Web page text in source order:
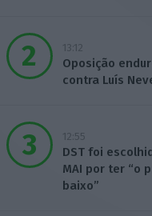
13:12
Oposição
contra Luís
12:55
DST foi
MAI por ter “o
baixo”